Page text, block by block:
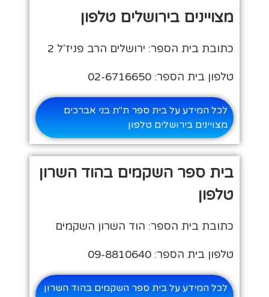
מצויינים בירושלים טלפון
כתובת בית הספר: ירושלים הרב פניז'ל 2
טלפון בית הספר: 02-6716650
לכל המידע על בית ספר ת"ת בני אברכים
מצויינים בירושלים טלפון
בית ספר השקמים בהוד השרון
טלפון
כתובת בית הספר: הוד השרון השקמים
טלפון בית הספר: 09-8810640
לכל המידע על בית ספר השקמים בהוד השרון